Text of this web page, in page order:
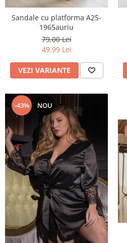
Sandale cu platforma A25-
1965auriu
79,00 Lei
49,99 Lei
VEZI VARIANTE
-43% NOU